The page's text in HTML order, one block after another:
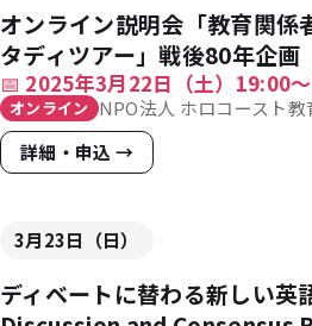
オンライン説明会「教育関係
タディツアー」戦後80年企画
📅 2025年3月22日（土）19:00
オンライン NPO法人 ホロコースト教
詳細・申込 →
3月23日（日）
ディベートに替わる新しい英